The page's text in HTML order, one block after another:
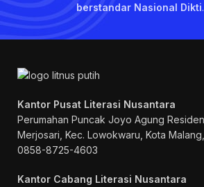
berstandar Nasional Dikti.
Kantor Pusat Literasi Nusantara
Perumahan Puncak Joyo Agung
Merjosari, Kec. Lowokwaru, Kota
0858-8725-4603
Kantor Cabang Literasi Nusantara